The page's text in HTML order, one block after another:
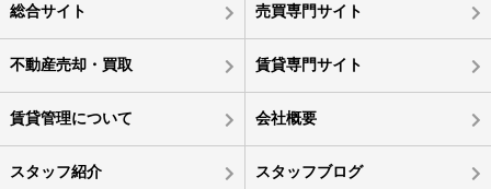
総合サイト 売買専門サイト
不動産売却・買取 賃貸専門サイト
賃貸管理について 会社概要
スタッフ紹介 スタッフブログ